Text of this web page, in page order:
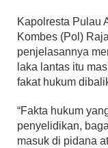
Kapolresta Pulau
Kombes (Pol)
penjelasannya
laka lantas itu
fakat hukum
“Fakta hukum
penyelidikan,
masuk di pidana